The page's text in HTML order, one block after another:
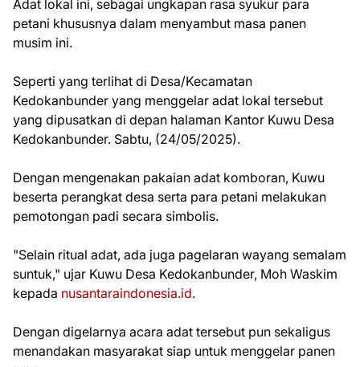
Adat lokal ini, sebagai ungkapan rasa syukur para
petani khususnya dalam menyambut masa panen
musim ini.
Seperti yang terlihat di Desa/Kecamatan
Kedokanbunder yang menggelar adat lokal tersebut
yang dipusatkan di depan halaman Kantor Kuwu Desa
Kedokanbunder. Sabtu, (24/05/2025).
Dengan mengenakan pakaian adat komboran, Kuwu
beserta perangkat desa serta para petani melakukan
pemotongan padi secara simbolis.
"Selain ritual adat, ada juga pagelaran wayang semalam
suntuk," ujar Kuwu Desa Kedokanbunder, Moh Waskim
kepada nusantaraindonesia.id.
Dengan digelarnya acara adat tersebut pun sekaligus
menandakan masyarakat siap untuk menggelar panen